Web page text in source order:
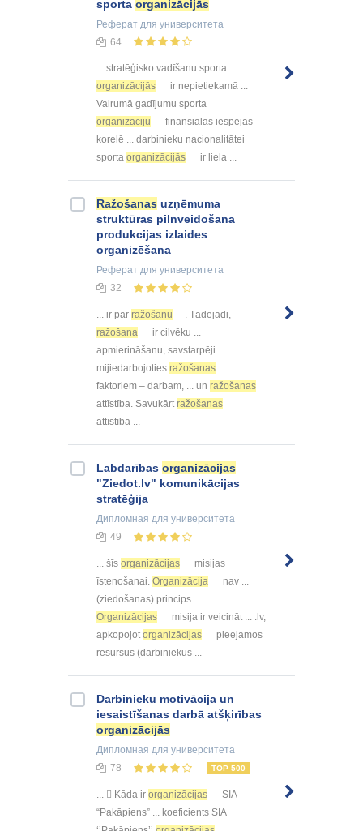
sporta organizācijās
Реферат для университета
64
... stratēģisko vadīšanu sporta
organizācijās
ir nepietiekamā ...
Vairumā gadījumu sporta
organizāciju
finansiālās iespējas
korelē ... darbinieku nacionalitātei
sporta organizācijās ir liela ...
Ražošanas uzņēmuma
struktūras pilnveidošana
produkcijas izlaides
organizēšana
Реферат для университета
32
... ir par ražošanu
. Tādejādi,
ražošana
ir cilvēku ...
apmierināšanu, savstarpēji
mijiedarbojoties ražošanas
faktoriem – darbam, ... un ražošanas
attīstība. Savukārtražošanas
attīstība ...
Labdarības organizācijas
"Ziedot.lv" komunikācijas
stratēģija
Дипломная для университета
49
... šīs organizācijas
misijas
īstenošanai. Organizācija
nav ...
(ziedošanas) princips.
Organizācijas
misija ir veicināt ... .lv,
apkopojotorganizācijas
pieejamos
resursus (darbiniekus ...
Darbinieku motivācija un
iesaistīšanas darbā atšķirības
organizācijās
Дипломная для университета
78
TOP 500
...  Kāda ir organizācijas
SIA
“Pakāpiens” ... koeficients SIA